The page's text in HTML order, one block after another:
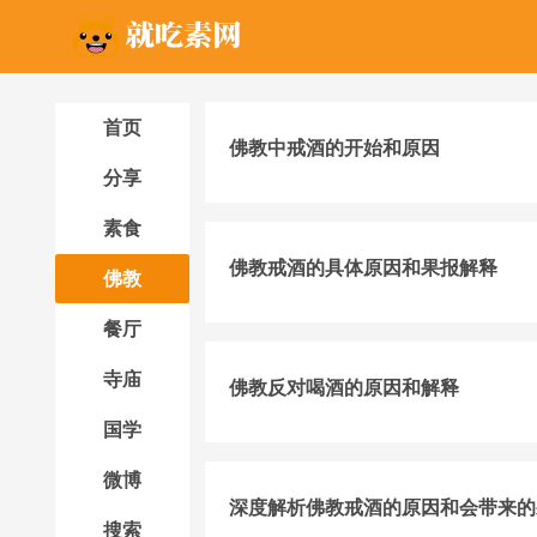
首页
分享
素食
佛教
餐厅
寺庙
国学
微博
搜索
佛教中戒酒的开始和原因
佛教戒酒的具体原因和果报解释
佛教反对喝酒的原因和解释
深度解析佛教戒酒的原因和会带来